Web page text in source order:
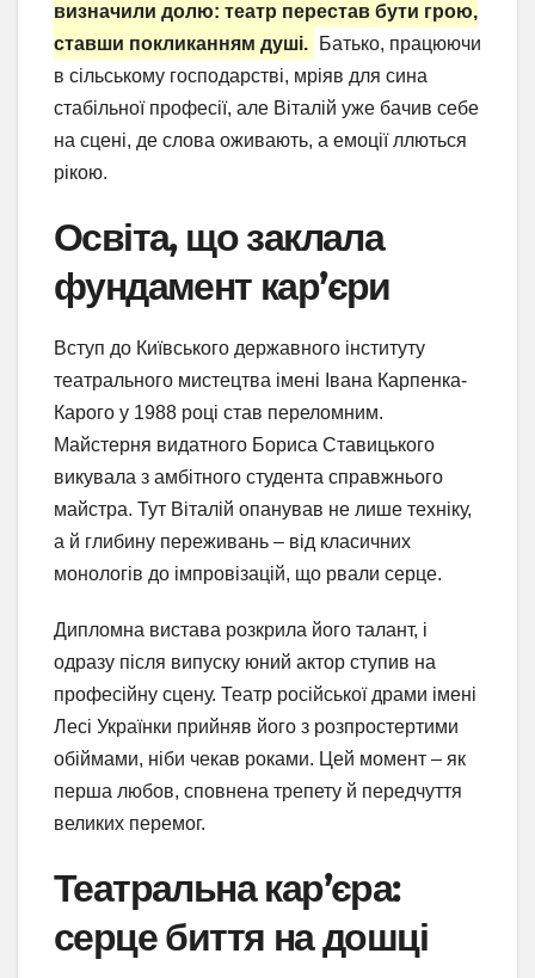
визначили долю: театр перестав бути грою,
ставши покликанням душі.
Батько, працюючи
в сільському господарстві, мріяв для сина
стабільної професії, але Віталій уже бачив себе
на сцені, де слова оживають, а емоції ллються
рікою.
Освіта, що заклала
фундамент кар’єри
Вступ до Київського державного інституту
театрального мистецтва імені Івана Карпенка-
Карого у 1988 році став переломним.
Майстерня видатного Бориса Ставицького
викувала з амбітного студента справжнього
майстра. Тут Віталій опанував не лише техніку,
а й глибину переживань – від класичних
монологів до імпровізацій, що рвали серце.
Дипломна вистава розкрила його талант, і
одразу після випуску юний актор ступив на
професійну сцену. Театр російської драми імені
Лесі Українки прийняв його з розпростертими
обіймами, ніби чекав роками. Цей момент – як
перша любов, сповнена трепету й передчуття
великих перемог.
Театральна кар’єра:
серце биття на дошці